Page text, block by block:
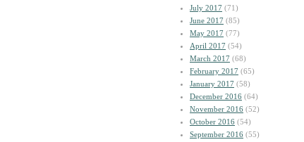
July 2017 (71)
June 2017 (85)
May 2017 (77)
April 2017 (54)
March 2017 (68)
February 2017 (65)
January 2017 (58)
December 2016 (64)
November 2016 (52)
October 2016 (54)
September 2016 (55)